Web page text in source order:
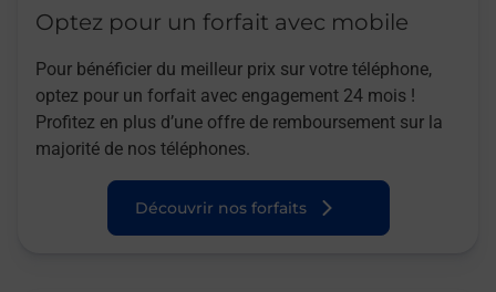
Optez pour un forfait avec mobile
Pour bénéficier du meilleur prix sur votre téléphone,
optez pour un forfait avec engagement 24 mois !
Profitez en plus d’une offre de remboursement sur la
majorité de nos téléphones.
Découvrir nos forfaits